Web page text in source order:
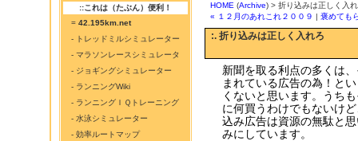
::これは（たぶん）便利！
= 42.195km.net
- トレッドミルシミュレーター
- マラソンレースシミュレータ
- ジョギングシミュレーター
- ランニングWiki
- ランニングＩＱトレーニング
- 水泳シミュレーター
- 効率ルートマップ
HOME (Archive) > 折り込みは正しく入
« １２月のあれこれ２００９ | 褒めても
:. 折り込みは正しく入れろ
新聞を取る利点の多くは
まれている広告の為！と
くないと思います。うち
に何買うわけでもないけ
込み広告は資源の無駄と
みにしています。